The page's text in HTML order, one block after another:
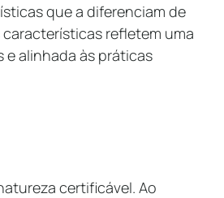
que a diferenciam de
refletem uma
alinhada às práticas
certificável. Ao